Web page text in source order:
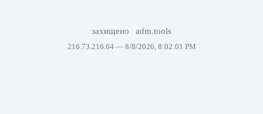
захищено adm.tools
216.73.216.64 — 8/8/2026, 8:02:01 PM